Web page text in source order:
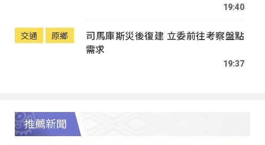
19:40
交通 原鄉
司馬庫斯災後復建 立委前往考察盤點
需求
19:37
推薦新聞